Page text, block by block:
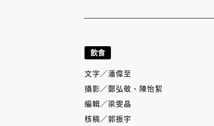
飲食
文字／潘偉至
攝影／鄭弘敬、陳怡絜
編輯／梁雯晶
核稿／郭振宇